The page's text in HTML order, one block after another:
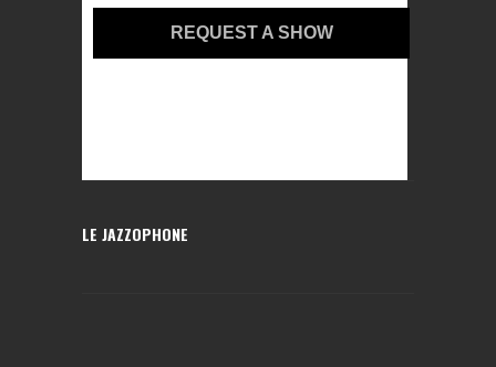
REQUEST A SHOW
LE JAZZOPHONE